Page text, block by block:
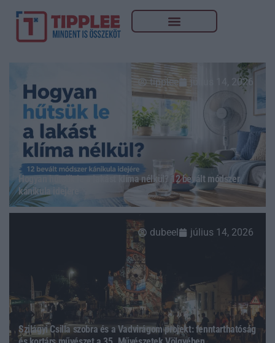
tipplee július 14, 2026
Hogyan hűtsük le a lakást klíma nélkül? 12 bevált módszer
kánikula idejére
dubeel július 14, 2026
Szilágyi Csilla szobra és a Vadvirágom projekt: fenntarthatóság